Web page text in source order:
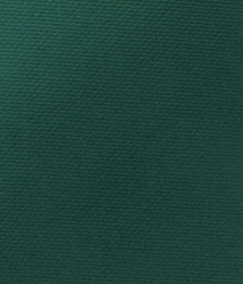
piso
lona
cojin
pisos
tapete